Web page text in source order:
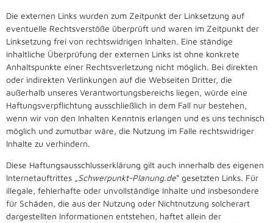
Die externen Links wurden zum Zeitpunkt der Linksetzung auf
eventuelle Rechtsverstöße überprüft und waren im Zeitpunkt der
Linksetzung frei von rechtswidrigen Inhalten. Eine ständige
inhaltliche Überprüfung der externen Links ist ohne konkrete
Anhaltspunkte einer Rechtsverletzung nicht möglich. Bei direkten
oder indirekten Verlinkungen auf die Webseiten Dritter, die
außerhalb unseres Verantwortungsbereichs liegen, würde eine
Haftungsverpflichtung ausschließlich in dem Fall nur bestehen,
wenn wir von den Inhalten Kenntnis erlangen und es uns technisch
möglich und zumutbar wäre, die Nutzung im Falle rechtswidriger
Inhalte zu verhindern.
Diese Haftungsausschlusserklärung gilt auch innerhalb des eigenen
Internetauftrittes „Schwerpunkt-Planung.de“ gesetzten Links. Für
illegale, fehlerhafte oder unvollständige Inhalte und insbesondere
für Schäden, die aus der Nutzung oder Nichtnutzung solcherart
dargestellten Informationen entstehen, haftet allein der